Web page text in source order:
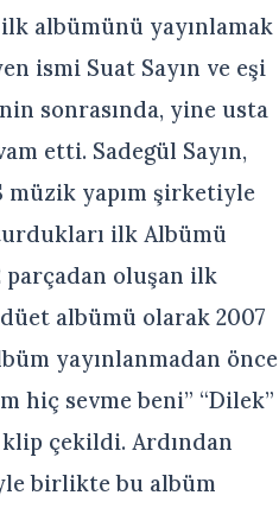
albümünü yayınlamak
ismi Suat Sayın ve eşi
sonrasında, yine usta
etti. Sadegül Sayın,
müzik yapım şirketiyle
ilk Albümü
parçadan oluşan ilk
düet albümü olarak 2007
yayınlanmadan önce
hiç sevme beni” “Dilek”
çekildi. Ardından
birlikte bu albüm